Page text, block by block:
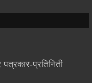
प्रतिनिती